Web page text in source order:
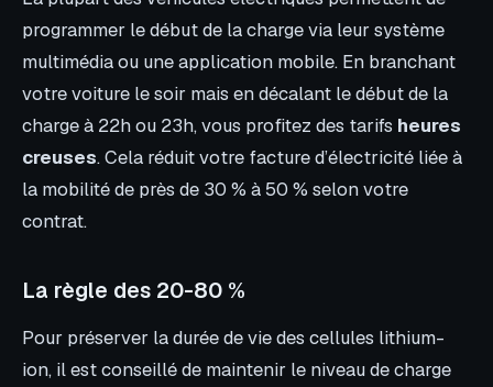
programmer le début de la charge via leur système
multimédia ou une application mobile. En branchant
votre voiture le soir mais en décalant le début de la
charge à 22h ou 23h, vous profitez des tarifs heures
creuses. Cela réduit votre facture d’électricité liée à
la mobilité de près de 30 % à 50 % selon votre
contrat.
La règle des 20-80 %
Pour préserver la durée de vie des cellules lithium-
ion, il est conseillé de maintenir le niveau de charge